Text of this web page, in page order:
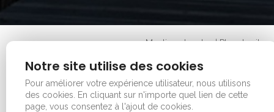
Mentions legales|Plan du site
Copyright © 2026 - Office de tourisme - Vauvert. Tous
Notre site utilise des cookies
Pour améliorer votre expérience utilisateur, nous utilisons
des cookies.
En cliquant sur n'importe quel lien de cette
page, vous consentez à l'ajout de cookies.